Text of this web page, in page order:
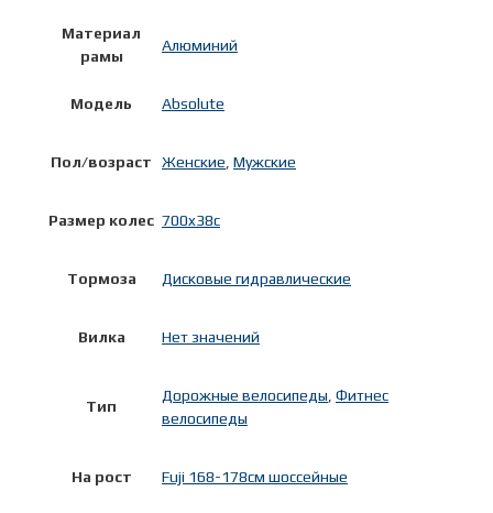
Материал
рамы
Алюминий
Модель Absolute
Пол/возраст Женские Мужские
Размер колес 700x38c
Тормоза Дисковые гидравлические
Вилка Нет значений
Тип
Дорожные велосипеды Фитнес
велосипеды
На рост Fuji 168-178см шоссейные